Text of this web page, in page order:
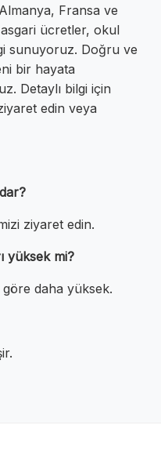
Fransa ve
ücretler, okul
sunuyoruz. Doğru ve
bir hayata
Detaylı bilgi için
edin veya
ziyaret edin.
yüksek mi?
daha yüksek.